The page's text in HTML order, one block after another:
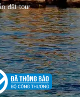
đặt tour